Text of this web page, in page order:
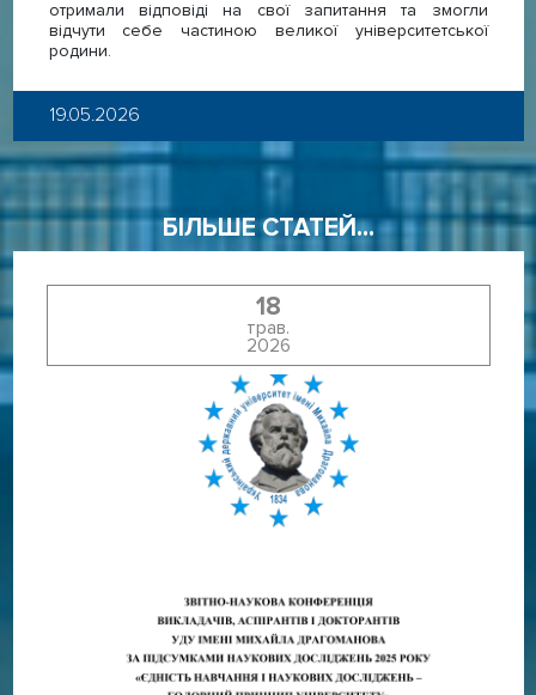
отримали відповіді на свої запитання та змогли
відчути себе частиною великої університетської
родини.
19.05.2026
БІЛЬШЕ СТАТЕЙ...
18
трав.
2026